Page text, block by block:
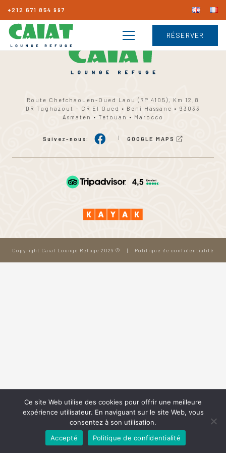
+212 671 854 997
RÉSERVER
Route Chefchaouen-Oued Laou (RP 4105), Km 12,8
DR Taghazout – CR El Oued • Beni Hassane • 93033
Asmaten • Tetouan • Marocco
Suivez-nous: | GOOGLE MAPS
Copyright Caiat Lounge Refuge 2026 © | Politique de confidentialité
Ce site Web utilise des cookies pour offrir une meilleure
expérience utilisateur. En naviguant sur le site Web, vous
consentez à son utilisation.
Accepté
Politique de confidentialité